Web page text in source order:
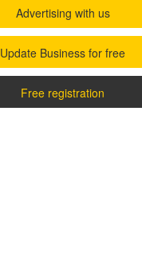
Advertising with us
Update Business for free
Free registration